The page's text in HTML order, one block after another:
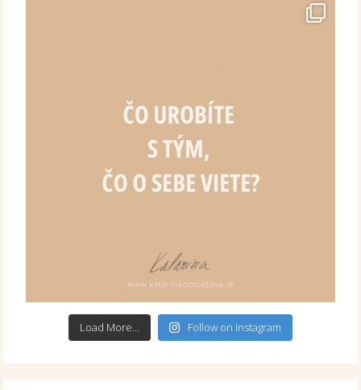
Load More... Follow on Instagram